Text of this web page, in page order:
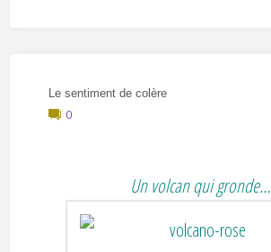
Le sentiment de colère
0
Un volcan qui gronde…